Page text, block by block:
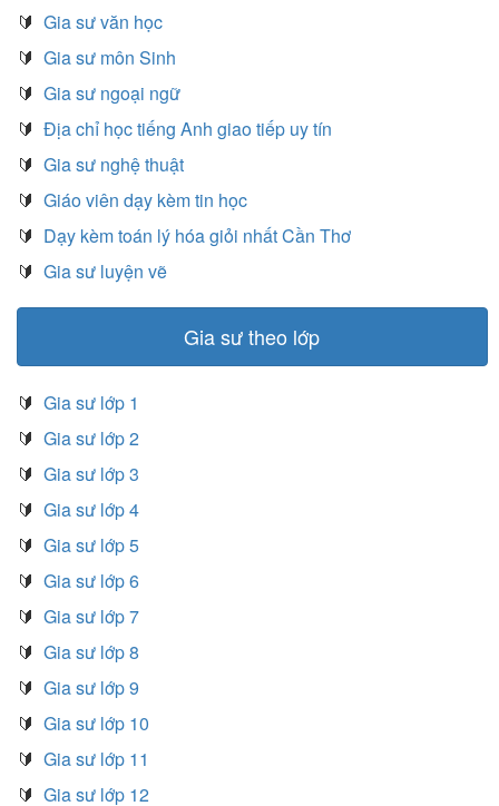
🔰 Gia sư văn học
🔰 Gia sư môn Sinh
🔰 Gia sư ngoại ngữ
🔰 Địa chỉ học tiếng Anh giao tiếp uy tín
🔰 Gia sư nghệ thuật
🔰 Giáo viên dạy kèm tin học
🔰 Dạy kèm toán lý hóa giỏi nhất Cần Thơ
🔰 Gia sư luyện vẽ
Gia sư theo lớp
🔰 Gia sư lớp 1
🔰 Gia sư lớp 2
🔰 Gia sư lớp 3
🔰 Gia sư lớp 4
🔰 Gia sư lớp 5
🔰 Gia sư lớp 6
🔰 Gia sư lớp 7
🔰 Gia sư lớp 8
🔰 Gia sư lớp 9
🔰 Gia sư lớp 10
🔰 Gia sư lớp 11
🔰 Gia sư lớp 12